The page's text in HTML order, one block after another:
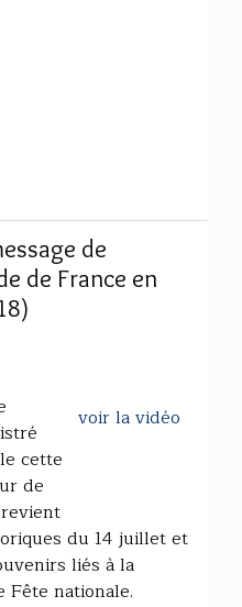
de
de France en
voir la vidéo
cette
de
du 14 juillet et
liés à la
nationale.